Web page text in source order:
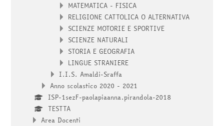
MATEMATICA - FISICA
RELIGIONE CATTOLICA O ALTERNATIVA
SCIENZE MOTORIE E SPORTIVE
SCIENZE NATURALI
STORIA E GEOGRAFIA
LINGUE STRANIERE
I.I.S. Amaldi-Sraffa
Anno scolastico 2020 - 2021
ISP-1sezF-paolapiaanna.pirandola-2018
TESTTA
Area Docenti